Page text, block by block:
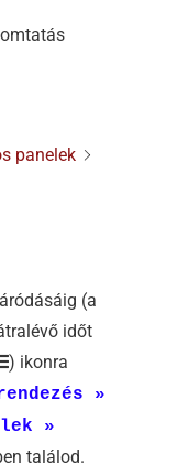
panelek
(a
időt
) ikonra
»
»
találod.